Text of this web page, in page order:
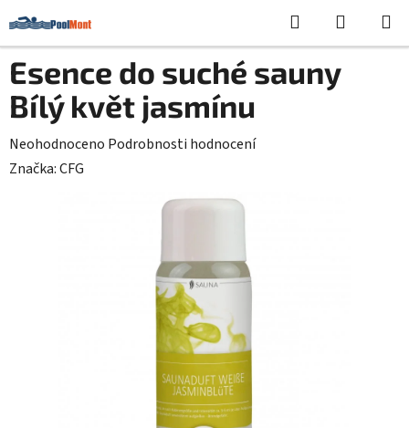
na
obsah
Hledat
KOŠÍK
Esence do suché sauny
Bílý květ jasmínu
Průměrné
hodnocení
Neohodnoceno Podrobnosti hodnocení
Značka:CFG